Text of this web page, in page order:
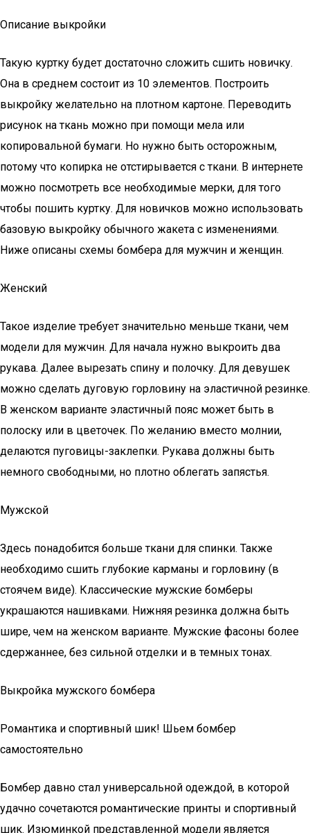
Описание выкройки
Такую куртку будет достаточно сложить сшить новичку.
Она в среднем состоит из 10 элементов. Построить
выкройку желательно на плотном картоне. Переводить
рисунок на ткань можно при помощи мела или
копировальной бумаги. Но нужно быть осторожным,
потому что копирка не отстирывается с ткани. В интернете
можно посмотреть все необходимые мерки, для того
чтобы пошить куртку. Для новичков можно использовать
базовую выкройку обычного жакета с изменениями.
Ниже описаны схемы бомбера для мужчин и женщин.
Женский
Такое изделие требует значительно меньше ткани, чем
модели для мужчин. Для начала нужно выкроить два
рукава. Далее вырезать спину и полочку. Для девушек
можно сделать дуговую горловину на эластичной резинке.
В женском варианте эластичный пояс может быть в
полоску или в цветочек. По желанию вместо молнии,
делаются пуговицы-заклепки. Рукава должны быть
немного свободными, но плотно облегать запястья.
Мужской
Здесь понадобится больше ткани для спинки. Также
необходимо сшить глубокие карманы и горловину (в
стоячем виде). Классические мужские бомберы
украшаются нашивками. Нижняя резинка должна быть
шире, чем на женском варианте. Мужские фасоны более
сдержаннее, без сильной отделки и в темных тонах.
Выкройка мужского бомбера
Романтика и спортивный шик! Шьем бомбер
самостоятельно
Бомбер давно стал универсальной одеждой, в которой
удачно сочетаются романтические принты и спортивный
шик. Изюминкой представленной модели является